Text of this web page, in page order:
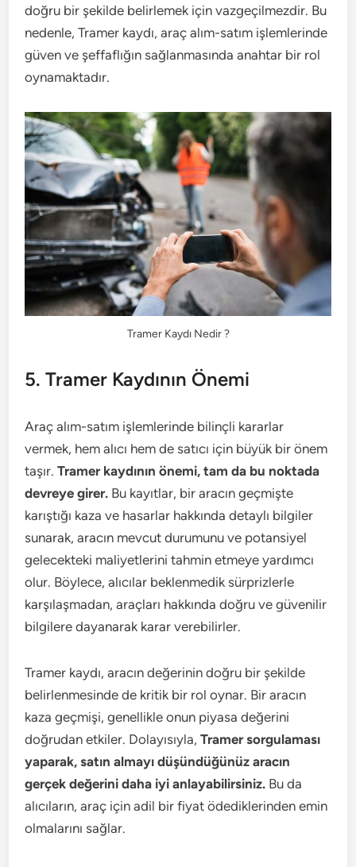
doğru bir şekilde belirlemek için vazgeçilmezdir. Bu
nedenle, Tramer kaydı, araç alım-satım işlemlerinde
güven ve şeffaflığın sağlanmasında anahtar bir rol
oynamaktadır.
Tramer Kaydı Nedir ?
5. Tramer Kaydının Önemi
Araç alım-satım işlemlerinde bilinçli kararlar
vermek, hem alıcı hem de satıcı için büyük bir önem
taşır.Tramer kaydının önemi, tam da bu noktada
devreye girer. Bu kayıtlar, bir aracın geçmişte
karıştığı kaza ve hasarlar hakkında detaylı bilgiler
sunarak, aracın mevcut durumunu ve potansiyel
gelecekteki maliyetlerini tahmin etmeye yardımcı
olur. Böylece, alıcılar beklenmedik sürprizlerle
karşılaşmadan, araçları hakkında doğru ve güvenilir
bilgilere dayanarak karar verebilirler.
Tramer kaydı, aracın değerinin doğru bir şekilde
belirlenmesinde de kritik bir rol oynar. Bir aracın
kaza geçmişi, genellikle onun piyasa değerini
doğrudan etkiler. Dolayısıyla,Tramer sorgulaması
yaparak, satın almayı düşündüğünüz aracın
gerçek değerini daha iyi anlayabilirsiniz. Bu da
alıcıların, araç için adil bir fiyat ödediklerinden emin
olmalarını sağlar.